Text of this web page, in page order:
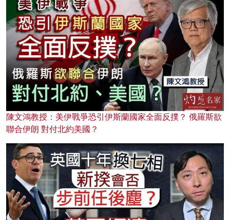
陳文鴻教授：美伊戰爭恐引伊斯蘭國家全面反撲？ 俄羅斯欲
聯合伊朗 對付北約美國？